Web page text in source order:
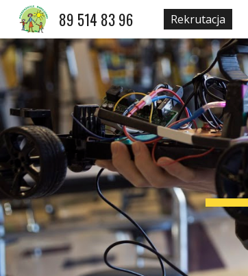
89 514 83 96 Rekrutacja